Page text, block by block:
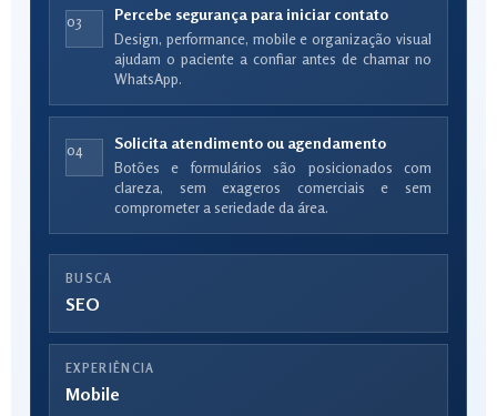
03 Percebe segurança para iniciar contato
Design, performance, mobile e organização visual
ajudam o paciente a confiar antes de chamar no
WhatsApp.
04 Solicita atendimento ou agendamento
Botões e formulários são posicionados com
clareza, sem exageros comerciais e sem
comprometer a seriedade da área.
BUSCA
SEO
EXPERIÊNCIA
Mobile